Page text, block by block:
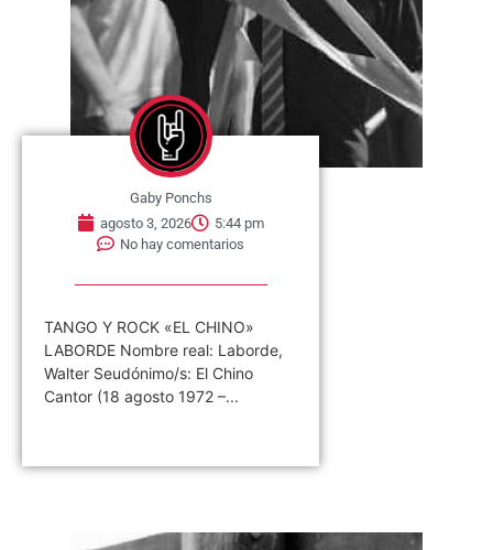
Gaby Ponchs
agosto 3, 2026
5:44 pm
No hay comentarios
TANGO Y ROCK «EL CHINO»
LABORDE Nombre real: Laborde,
Walter Seudónimo/s: El Chino
Cantor (18 agosto 1972 –...